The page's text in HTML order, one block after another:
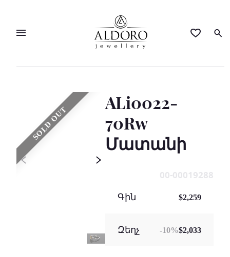
SOLD OUT
ALi0022-
70Rw
Մատանի
00-00019288
Գին $2,259
Զեղչ -10%$2,033